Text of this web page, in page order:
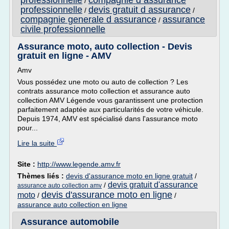
professionnelle / devis gratuit d assurance /
compagnie generale d assurance / assurance
civile professionnelle
Assurance moto, auto collection - Devis
gratuit en ligne - AMV
Amv
Vous possédez une moto ou auto de collection ? Les
contrats assurance moto collection et assurance auto
collection AMV Légende vous garantissent une protection
parfaitement adaptée aux particularités de votre véhicule.
Depuis 1974, AMV est spécialisé dans l'assurance moto
pour...
Lire la suite
Site : http://www.legende.amv.fr
Thèmes liés : devis d'assurance moto en ligne gratuit /
assurance auto collection amv / devis gratuit d'assurance
moto / devis d'assurance moto en ligne /
assurance auto collection en ligne
Assurance automobile